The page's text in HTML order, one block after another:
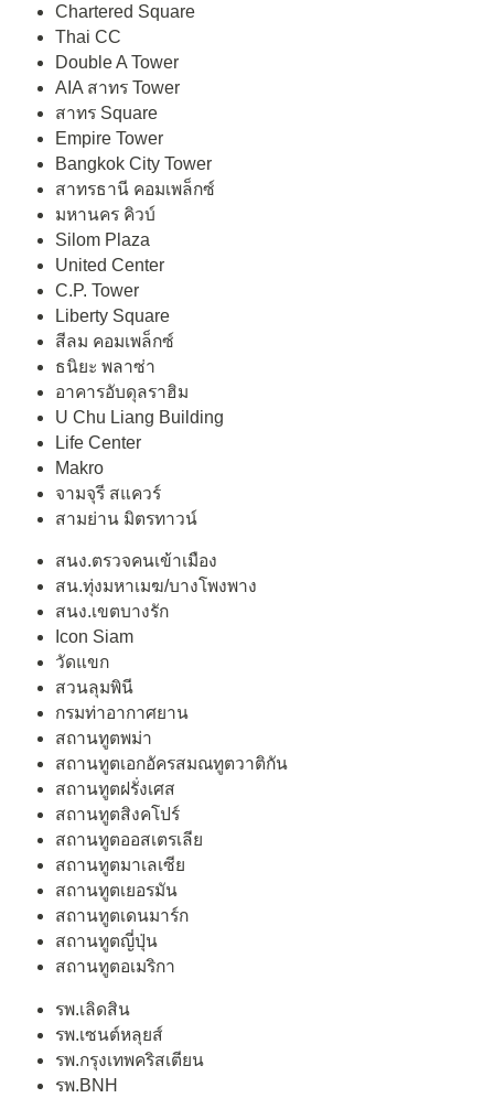
Chartered Square
Thai CC
Double A Tower
AIA สาทร Tower
สาทร Square
Empire Tower
Bangkok City Tower
สาทรธานี คอมเพล็กซ์
มหานคร คิวบ์
Silom Plaza
United Center
C.P. Tower
Liberty Square
สีลม คอมเพล็กซ์
ธนิยะ พลาซ่า
อาคารอับดุลราฮิม
U Chu Liang Building
Life Center
Makro
จามจุรี สแควร์
สามย่าน มิตรทาวน์
สนง.ตรวจคนเข้าเมือง
สน.ทุ่งมหาเมฆ/บางโพงพาง
สนง.เขตบางรัก
Icon Siam
วัดแขก
สวนลุมพินี
กรมท่าอากาศยาน
สถานทูตพม่า
สถานทูตเอกอัครสมณทูตวาติกัน
สถานทูตฝรั่งเศส
สถานทูตสิงคโปร์
สถานทูตออสเตรเลีย
สถานทูตมาเลเซีย
สถานทูตเยอรมัน
สถานทูตเดนมาร์ก
สถานทูตญี่ปุ่น
สถานทูตอเมริกา
รพ.เลิดสิน
รพ.เซนต์หลุยส์
รพ.กรุงเทพคริสเตียน
รพ.BNH